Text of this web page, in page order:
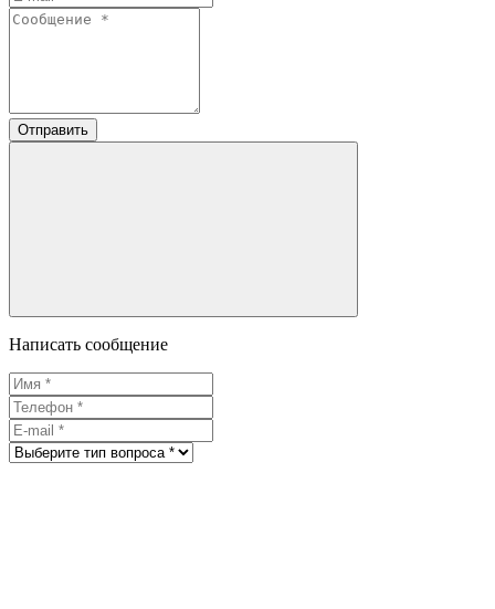
Отправить
Написать сообщение